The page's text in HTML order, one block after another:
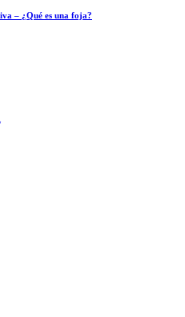
– ¿Qué es una foja?